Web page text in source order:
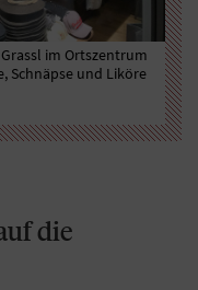
im Ortszentrum
Schnäpse und Liköre
die